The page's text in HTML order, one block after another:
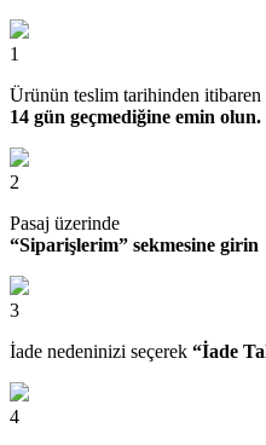
1
Ürünün teslim tarihinden itibaren
14 gün geçmediğine emin olun.
2
Pasaj üzerinde
“Siparişlerim” sekmesine girin
3
İade nedeninizi seçerek “İade
4